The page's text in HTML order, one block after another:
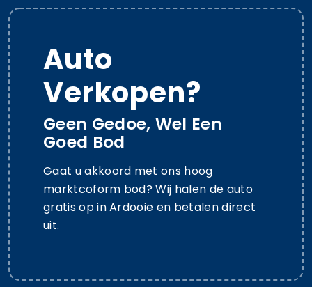
Auto
Verkopen?
Geen Gedoe, Wel Een
Goed Bod
Gaat u akkoord met ons hoog
marktcoform bod? Wij halen de auto
gratis op in Ardooie en betalen direct
uit.